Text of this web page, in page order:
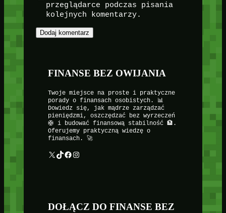
przeglądarce podczas pisania
kolejnych komentarzy.
FINANSE BEZ OWIJANIA
Twoje miejsce na proste i praktyczne
porady o finansach osobistych. 📊
Dowiedz się, jak mądrze zarządzać
pieniędzmi, oszczędzać bez wyrzeczeń
🛟 i budować finansową stabilność 🏦.
Oferujemy praktyczną wiedzę o
finansach. 🚀
X TikTok Facebook Instagram
DOŁĄCZ DO FINANSE BEZ